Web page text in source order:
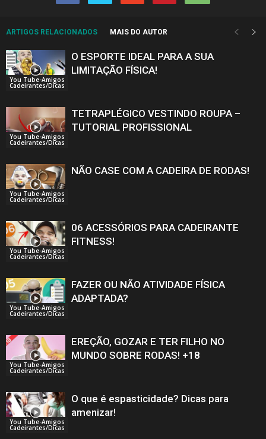
ARTIGOS RELACIONADOS MAIS DO AUTOR
You Tube-Amigos
Cadeirantes/Dicas
O ESPORTE IDEAL PARA A SUA
LIMITAÇÃO FÍSICA!
You Tube-Amigos
Cadeirantes/Dicas
TETRAPLÉGICO VESTINDO ROUPA –
TUTORIAL PROFISSIONAL
You Tube-Amigos
Cadeirantes/Dicas
NÃO CASE COM A CADEIRA DE RODAS!
You Tube-Amigos
Cadeirantes/Dicas
06 ACESSÓRIOS PARA CADEIRANTE
FITNESS!
You Tube-Amigos
Cadeirantes/Dicas
FAZER OU NÃO ATIVIDADE FÍSICA
ADAPTADA?
You Tube-Amigos
Cadeirantes/Dicas
EREÇÃO, GOZAR E TER FILHO NO
MUNDO SOBRE RODAS! +18
You Tube-Amigos
Cadeirantes/Dicas
O que é espasticidade? Dicas para
amenizar!